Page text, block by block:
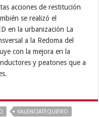
acciones de restitución
se realizó el
en la urbanización La
a la Redoma del
con la mejora en la
y peatones que a
VALENCIATEQUIERO